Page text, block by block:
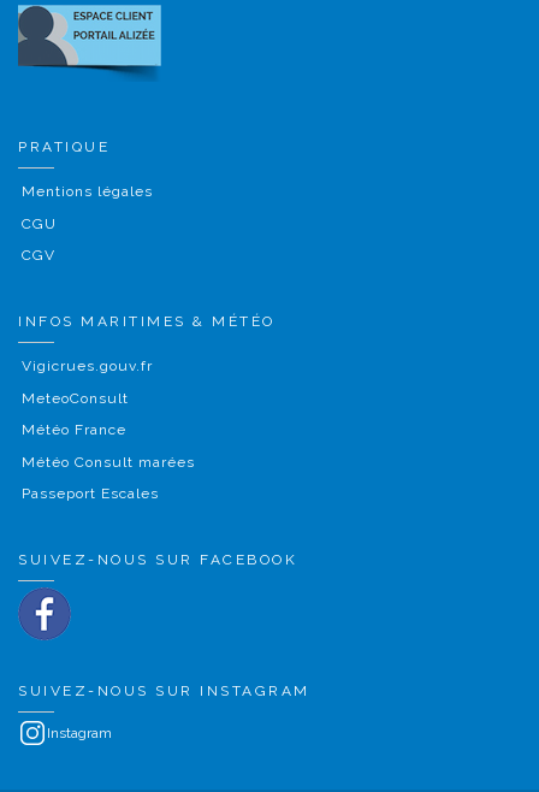
PRATIQUE
Mentions légales
CGU
CGV
INFOS MARITIMES & MÉTÉO
Vigicrues.gouv.fr
MeteoConsult
Météo France
Météo Consult marées
Passeport Escales
SUIVEZ-NOUS SUR FACEBOOK
SUIVEZ-NOUS SUR INSTAGRAM
Instagram